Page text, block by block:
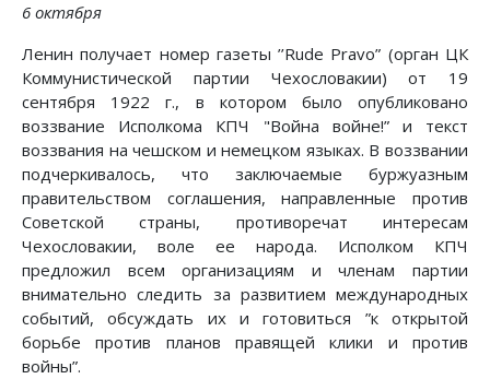
6 октября
Ленин получает номер газеты ’’Rude Pravo” (орган ЦК
Коммунистической партии Чехословакии) от 19
сентября 1922 г., в котором было опубликовано
воззвание Исполкома КПЧ "Война войне!” и текст
воззвания на чешском и немецком языках. В воззвании
подчеркивалось, что заключаемые буржуазным
правительством соглашения, направленные против
Советской страны, противоречат интересам
Чехословакии, воле ее народа. Исполком КПЧ
предложил всем организациям и членам партии
внимательно следить за развитием международных
событий, обсуждать их и готовиться ”к открытой
борьбе против планов правящей клики и против
войны”.